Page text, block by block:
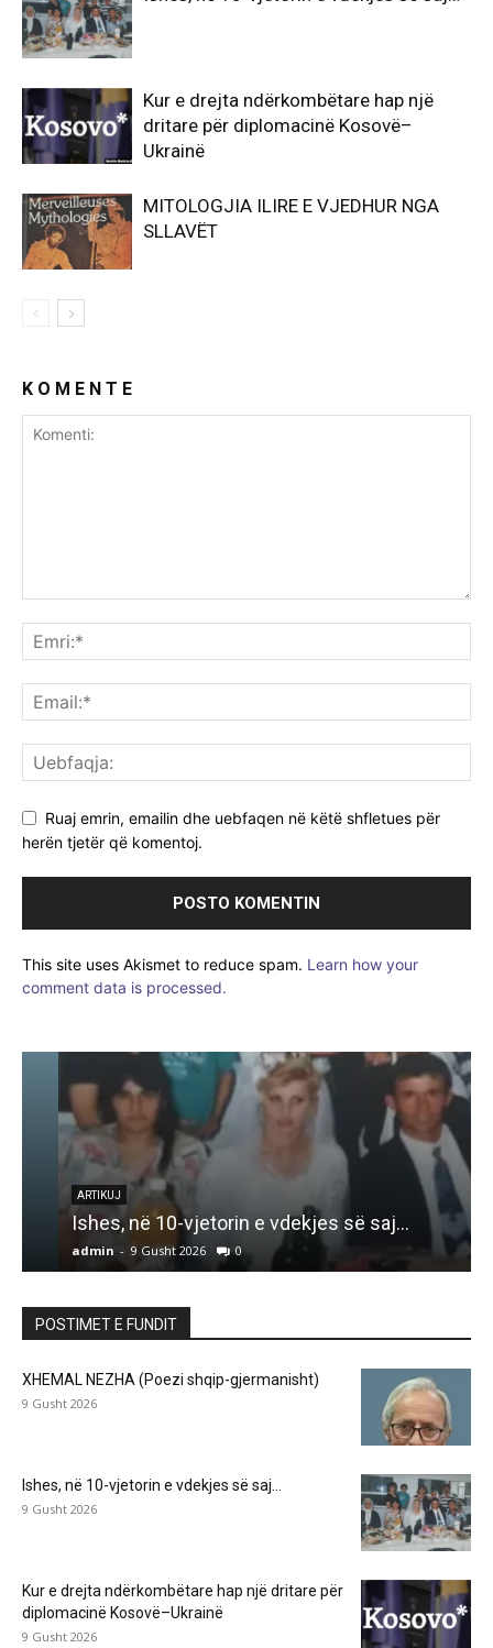
Kur e drejta ndërkombëtare hap një
dritare për diplomacinë Kosovë–
Ukrainë
MITOLOGJIA ILIRE E VJEDHUR NGA
SLLAVËT
K O M E N T E
Ruaj emrin, emailin dhe uebfaqen në këtë shfletues për
herën tjetër që komentoj.
This site uses Akismet to reduce spam. Learn how your
comment data is processed.
ARTIKUJ
Ishes, në 10-vjetorin e vdekjes së saj…
admin - 9 Gusht 2026 0
POSTIMET E FUNDIT
XHEMAL NEZHA (Poezi shqip-gjermanisht)
9 Gusht 2026
Ishes, në 10-vjetorin e vdekjes së saj…
9 Gusht 2026
Kur e drejta ndërkombëtare hap një dritare për
diplomacinë Kosovë–Ukrainë
9 Gusht 2026